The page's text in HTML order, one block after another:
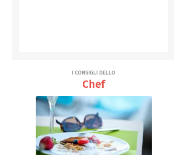
I CONSIGLI DELLO
Chef